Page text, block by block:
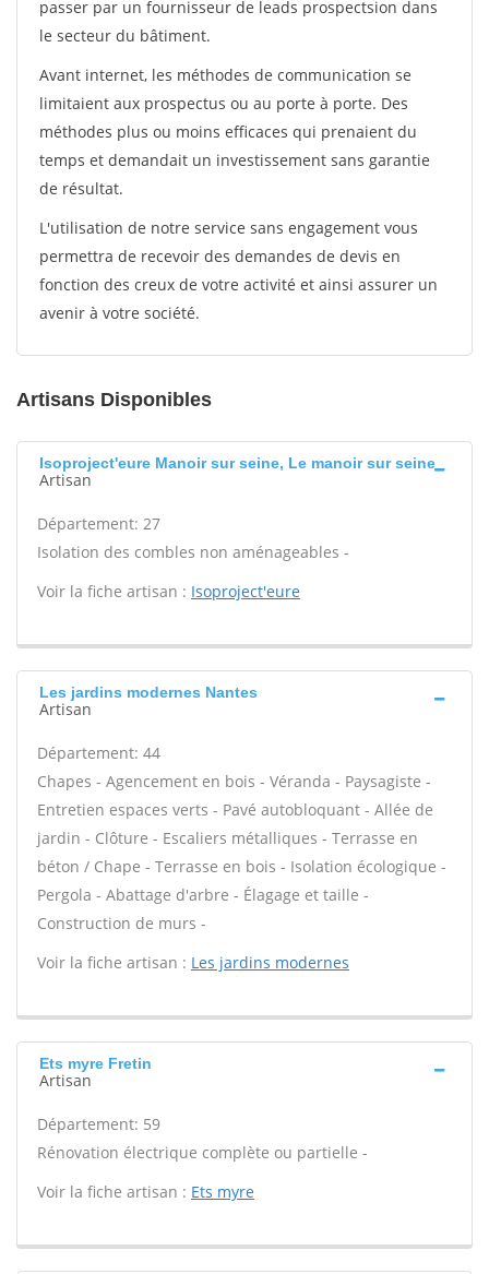
passer par un fournisseur de leads prospectsion dans
le secteur du bâtiment.
Avant internet, les méthodes de communication se
limitaient aux prospectus ou au porte à porte. Des
méthodes plus ou moins efficaces qui prenaient du
temps et demandait un investissement sans garantie
de résultat.
L'utilisation de notre service sans engagement vous
permettra de recevoir des demandes de devis en
fonction des creux de votre activité et ainsi assurer un
avenir à votre société.
Artisans Disponibles
Isoproject'eure Manoir sur seine, Le manoir sur seine
Artisan
Département: 27
Isolation des combles non aménageables -
Voir la fiche artisan : Isoproject'eure
Les jardins modernes Nantes
Artisan
Département: 44
Chapes - Agencement en bois - Véranda - Paysagiste -
Entretien espaces verts - Pavé autobloquant - Allée de
jardin - Clôture - Escaliers métalliques - Terrasse en
béton / Chape - Terrasse en bois - Isolation écologique -
Pergola - Abattage d'arbre - Élagage et taille -
Construction de murs -
Voir la fiche artisan : Les jardins modernes
Ets myre Fretin
Artisan
Département: 59
Rénovation électrique complète ou partielle -
Voir la fiche artisan : Ets myre